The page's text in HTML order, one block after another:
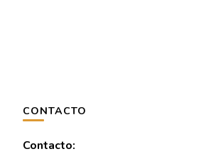
CONTACTO
Contacto: